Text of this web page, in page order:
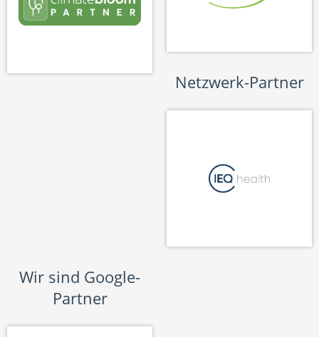
Netzwerk-Partner
Wir sind Google-
Partner